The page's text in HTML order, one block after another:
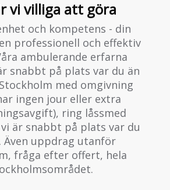
vi villiga att göra
och kompetens - din
professionell och effektiv
ambulerande erfarna
snabbt på plats var du än
med omgivning
ingen jour eller extra
ring låssmed
är snabbt på plats var du
Även uppdrag utanför
fråga efter offert, hela